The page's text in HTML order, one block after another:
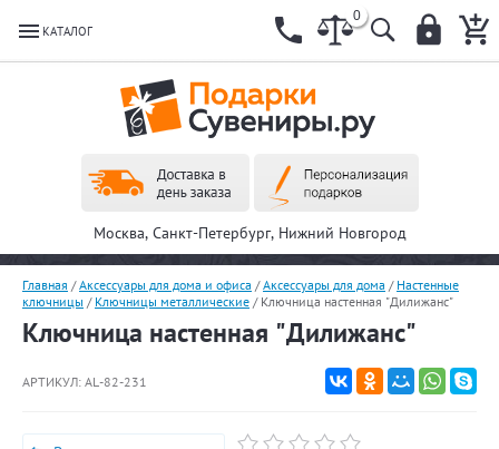
КАТАЛОГ
0
Москва, Санкт-Петербург, Нижний Новгород
Главная /Аксессуары для дома и офиса /Аксессуары для дома / Настенные
ключницы / Ключницы металлические / Ключница настенная "Дилижанс"
Ключница настенная "Дилижанс"
АРТИКУЛ: AL-82-231